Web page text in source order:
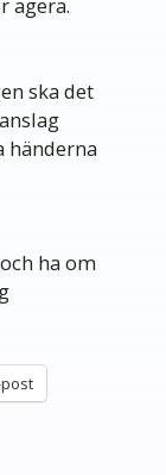
ska det
händerna
ha om
post